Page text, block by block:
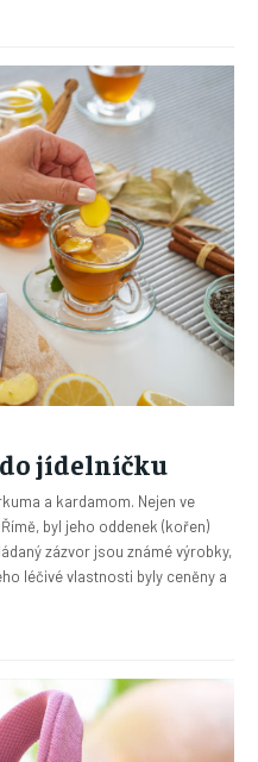
do jídelníčku
a kardamom. Nejen ve
byl jeho oddenek (kořen)
zázvor jsou známé výrobky,
léčivé vlastnosti byly ceněny a